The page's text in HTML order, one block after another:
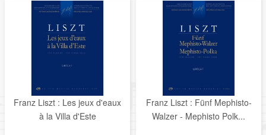
Franz Liszt : Les jeux d'eaux
à la Villa d'Este
Franz Liszt : Fünf Mephisto-
Walzer - Mephisto Polk...